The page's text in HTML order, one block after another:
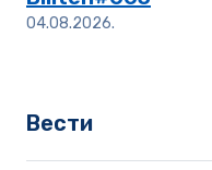
04.08.2026.
Вести